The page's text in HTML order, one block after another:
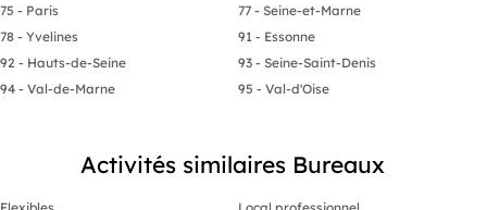
75 - Paris
77 - Seine-et-Marne
78 - Yvelines
91 - Essonne
92 - Hauts-de-Seine
93 - Seine-Saint-Denis
94 - Val-de-Marne
95 - Val-d'Oise
Activités similaires Bureaux